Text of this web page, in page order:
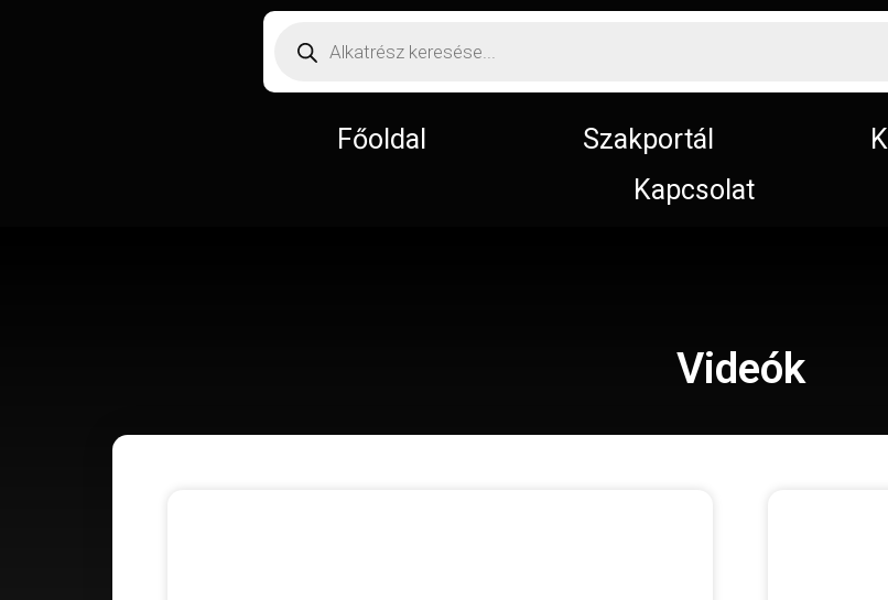
Főoldal Szakportál
Kapcsolat
Videók